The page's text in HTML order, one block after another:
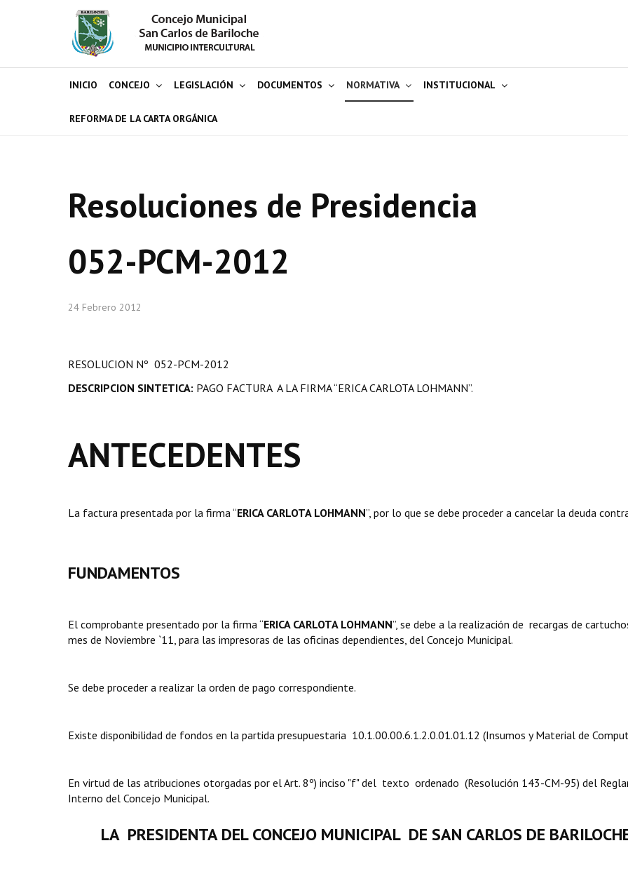
INICIO CONCEJO LEGISLACIÓN DOCUMENTOS NORMATIVA INSTITUCIONAL
REFORMA DE LA CARTA ORGÁNICA
Resoluciones de Presidencia
052-PCM-2012
24 Febrero 2012
RESOLUCION Nº 052-PCM-2012
DESCRIPCION SINTETICA: PAGO FACTURA A LA FIRMA “ERICA CARLOTA LOHMANN”.
ANTECEDENTES
La factura presentada por la firma “ERICA CARLOTA LOHMANN”, por lo que se debe proceder a cancelar la deuda
FUNDAMENTOS
El comprobante presentado por la firma “ERICA CARLOTA LOHMANN”, se debe a la realización de recargas de
mes de Noviembre `11, para las impresoras de las oficinas dependientes, del Concejo Municipal.
Se debe proceder a realizar la orden de pago correspondiente.
Existe disponibilidad de fondos en la partida presupuestaria 10.1.00.00.6.1.2.0.01.01.12 (Insumos y Material de
En virtud de las atribuciones otorgadas por el Art. 8º) inciso "f" del texto ordenado (Resolución 143-CM-95) del
Interno del Concejo Municipal.
LA PRESIDENTA DEL CONCEJO MUNICIPAL DE SAN CARLOS DE